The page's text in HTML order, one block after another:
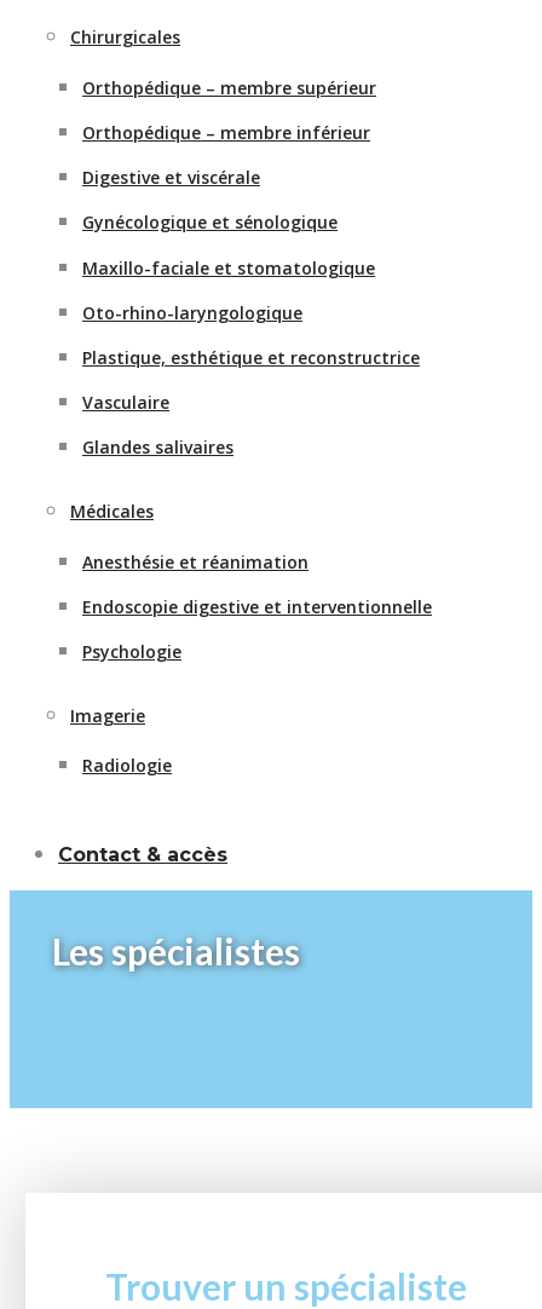
Chirurgicales
Orthopédique – membre supérieur
Orthopédique – membre inférieur
Digestive et viscérale
Gynécologique et sénologique
Maxillo-faciale et stomatologique
Oto-rhino-laryngologique
Plastique, esthétique et reconstructrice
Vasculaire
Glandes salivaires
Médicales
Anesthésie et réanimation
Endoscopie digestive et interventionnelle
Psychologie
Imagerie
Radiologie
Contact & accès
Les spécialistes
Trouver un spécialiste